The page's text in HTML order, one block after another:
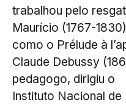
trabalhou pelo
Maurício (1767-
como o Prélude à
Claude Debussy
pedagogo, dirigiu o
Instituto Nacional de